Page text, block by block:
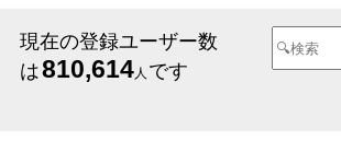
現在の登録ユーザー数
は810,614人 です